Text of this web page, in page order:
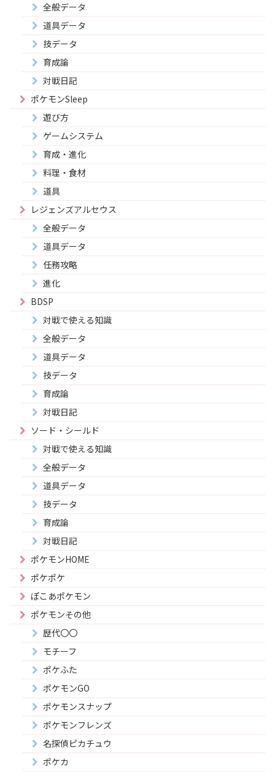
全般データ
道具データ
技データ
育成論
対戦日記
ポケモンSleep
遊び方
ゲームシステム
育成・進化
料理・食材
道具
レジェンズアルセウス
全般データ
道具データ
任務攻略
進化
BDSP
対戦で使える知識
全般データ
道具データ
技データ
育成論
対戦日記
ソード・シールド
対戦で使える知識
全般データ
道具データ
技データ
育成論
対戦日記
ポケモンHOME
ポケポケ
ぽこあポケモン
ポケモンその他
歴代〇〇
モチーフ
ポケふた
ポケモンGO
ポケモンスナップ
ポケモンフレンズ
名探偵ピカチュウ
ポケカ